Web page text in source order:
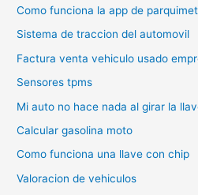
Como funciona la app de
Sistema de traccion del automovil
Factura venta vehiculo usado
Sensores tpms
Mi auto no hace nada al girar la
Calcular gasolina moto
Como funciona una llave con chip
Valoracion de vehiculos